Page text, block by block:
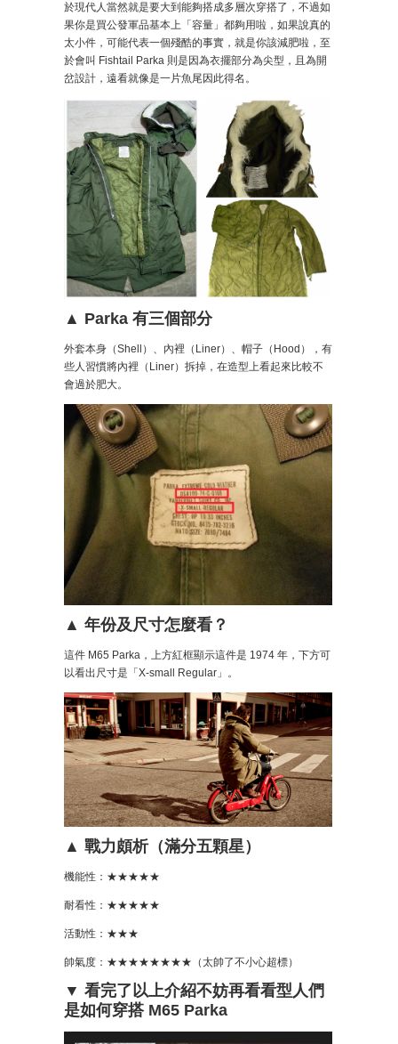
於現代人當然就是要大到能夠搭成多層次穿搭了，不過如
果你是買公發軍品基本上「容量」都夠用啦，如果說真的
太小件，可能代表一個殘酷的事實，就是你該減肥啦，至
於會叫 Fishtail Parka 則是因為衣擺部分為尖型，且為開
岔設計，遠看就像是一片魚尾因此得名。
▲ Parka 有三個部分
外套本身（Shell）、內裡（Liner）、帽子（Hood），有
些人習慣將內裡（Liner）拆掉，在造型上看起來比較不
會過於肥大。
▲ 年份及尺寸怎麼看？
這件 M65 Parka，上方紅框顯示這件是 1974 年，下方可
以看出尺寸是「X-small Regular」。
▲ 戰力頗析（滿分五顆星）
機能性：★★★★★
耐看性：★★★★★
活動性：★★★
帥氣度：★★★★★★★★（太帥了不小心超標）
▼ 看完了以上介紹不妨再看看型人們
是如何穿搭 M65 Parka